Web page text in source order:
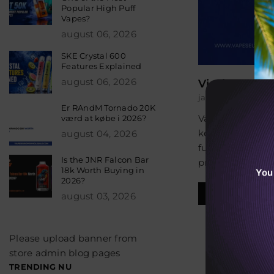
Vigtigste
januar 10, 2025
Vaping er i
kemikalier. I
funktioner, der
pr. enhed,
Popular High Puff
Vapes?
august 06, 2026
SKE Crystal 600
Features Explained
august 06, 2026
Er RAndM Tornado 20K
værd at købe i 2026?
august 04, 2026
Is the JNR Falcon Bar
18k Worth Buying in
2026?
august 03, 2026
Please upload banner from
store admin blog pages
TRENDING NU